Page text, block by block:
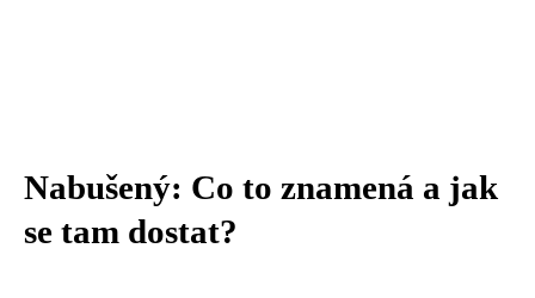
Nabušený: Co to znamená a jak
se tam dostat?